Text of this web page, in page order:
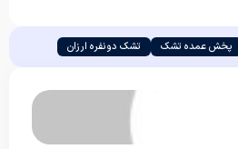
پخش عمده تشک تشک دونفره ارزان